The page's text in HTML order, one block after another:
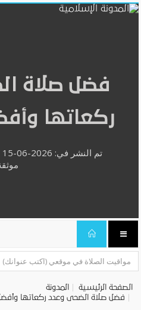
فضل صلاة
ركعاتها
الصفحة الرئيسية
المدونة
فضل صلاة الضحى وعدد ركعاتها